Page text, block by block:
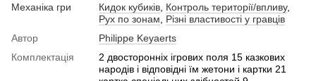
Механіка гри
Кидок кубиків Контроль території/впливу,
Рух по зонам
Різні властивості у гравців
Автор
Philippe Keyaerts
Комплектація
2 двосторонніх ігрових поля 15 казкових
народів і відповідні їм жетони і картки 21